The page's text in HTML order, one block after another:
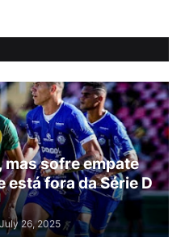
mas sofre empate
está fora da Série D
July 26, 2025